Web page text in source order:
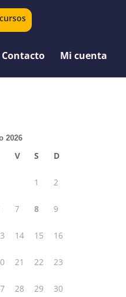
Contacto Mi cuenta
2026
V S D
1 2
7 8 9
14 15 16
21 22 23
28 29 30